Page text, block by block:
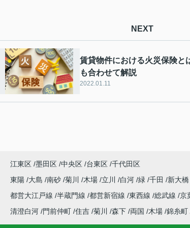
NEXT
賃貸物件における火災保険と
も合わせて解説
2022.01.11
江東区 墨田区 中央区 台東区 千代田区
東陽 大島 南砂 菊川 木場 立川 白河 緑 千田
新大橋
都営大江戸線 半蔵門線 都営新宿線 東西線 総武線 京
清澄白河 門前仲町 住吉 菊川 森下 両国 木場 錦糸町